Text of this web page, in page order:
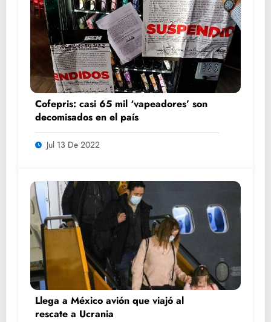
Cofepris: casi 65 mil ‘vapeadores’ son
decomisados en el país
Jul 13 De 2022
Llega a México avión que viajó al
rescate a Ucrania